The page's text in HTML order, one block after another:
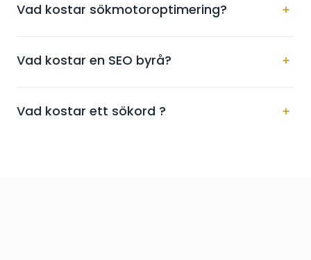
Vad kostar sökmotoroptimering?
Vad kostar en SEO byrå?
Vad kostar ett sökord ?